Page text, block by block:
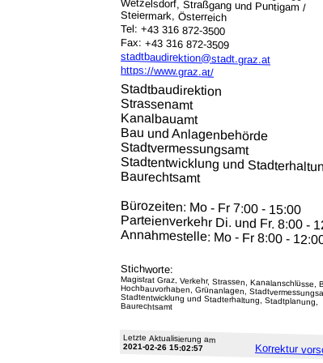
Steiermark, Österreich
Tel: +43 316 872-3500
Fax: +43 316 872-3509
stadtbaudirektion@stadt.graz.at
https://www.graz.at/
Stadtbaudirektion
Strassenamt
Kanalbauamt
Bau und Anlagenbehörde
Stadtvermessungsamt
Stadtentwicklung und
Baurechtsamt
Bürozeiten: Mo - Fr 7:00 - 15:00
Parteienverkehr Di. und Fr. 8:00 -
Annahmestelle: Mo - Fr 8:00 -
Stichworte:
Magistrat Graz, Verkehr, Strassen, Kanalanschlüsse,
Hochbauvorhaben, Grünanlagen,
Stadtentwicklung und Stadterhaltung,
Baurechtsamt
Letzte Aktu­alisie­rung am
2021-02-26 15:02:57 Korrektur